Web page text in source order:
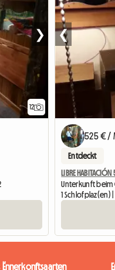
12
❯ ❮
525 € /
Entdeckt
LIBRE HABITACIÓN
Unterkunft beim
1 Schlofplaz(en)
Ënnerkonftsaarten